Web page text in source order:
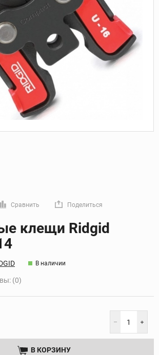
Сравнить Поделиться
прямую ссылку
клещи Ridgid
В наличии
(0)
В КОРЗИНУ